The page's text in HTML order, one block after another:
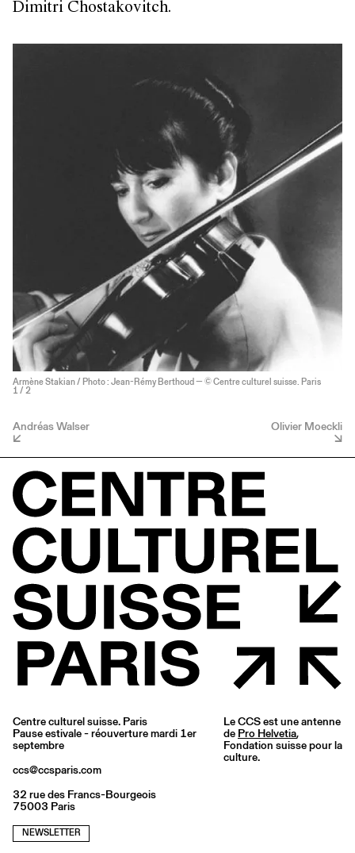
Dimitri Chostakovitch.
Armène Stakian / Photo : Jean-Rémy Berthoud — © Centre culturel suisse. Paris
1 / 2
Andréas Walser Olivier Moeckli
Centre culturel suisse. Paris
Pause estivale - réouverture mardi 1er
septembre
ccs@ccsparis.com
32 rue des Francs-Bourgeois
75003 Paris
NEWSLETTER
Le CCS est une antenne
de Pro Helvetia,
Fondation suisse pour la
culture.